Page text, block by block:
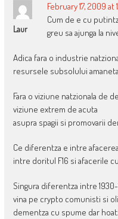
Laur
February 17, 2009 at
Cum de e cu
greu sa ajunga la
Adica fara o industrie
resursele subsolului
Fara o viziune natzionala de
viziune extrem de acuta
asupra spagii si promovarii
Ce diferentza e intre
intre doritul F16 si afacerile
Singura diferentza intre
vina pe crypto comunisti si
dementza cu spume dar